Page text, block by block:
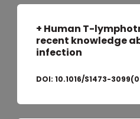
+ Human T-
recent knowledge
infection
DOI:10.1016/S1473-